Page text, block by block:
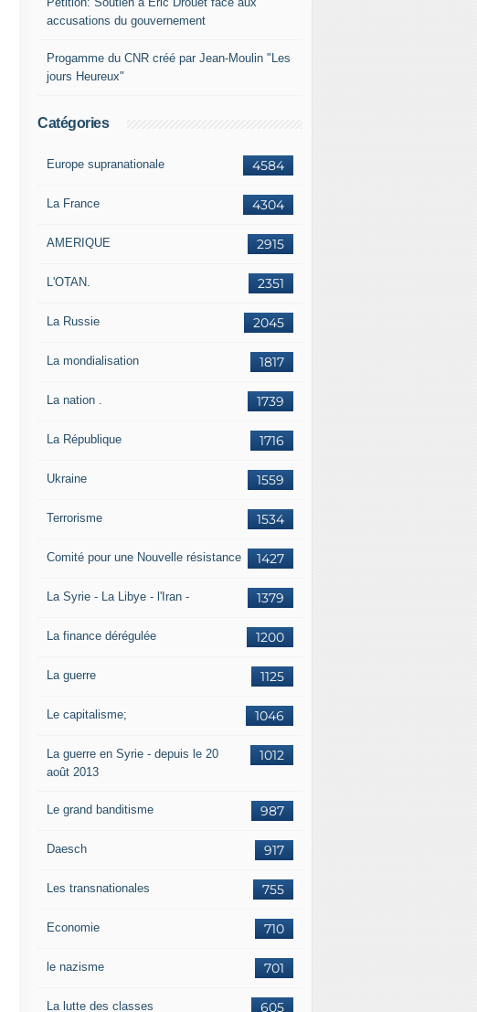
accusations du gouvernement
Progamme du CNR créé par Jean-Moulin "Les
jours Heureux"
Catégories
4584
Europe supranationale
4304
La France
2915
AMERIQUE
2351
L'OTAN.
2045
La Russie
1817
La mondialisation
1739
La nation .
1716
La République
1559
Ukraine
1534
Terrorisme
1427
Comité pour une Nouvelle résistance
1379
La Syrie - La Libye - l'Iran -
1200
La finance dérégulée
1125
La guerre
1046
Le capitalisme;
1012
La guerre en Syrie - depuis le 20
août 2013
987
Le grand banditisme
917
Daesch
755
Les transnationales
710
Economie
701
le nazisme
605
La lutte des classes